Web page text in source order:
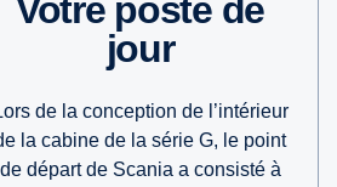
Votre poste de
jour
de la conception de l’intérieur
la cabine de la série G, le point
de départ de Scania a consisté à